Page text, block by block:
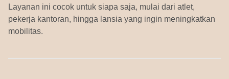
Layanan ini cocok untuk siapa saja, mulai dari atlet,
pekerja kantoran, hingga lansia yang ingin meningkatkan
mobilitas.